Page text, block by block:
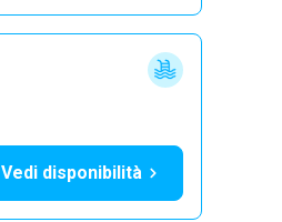
Vedi disponibilità